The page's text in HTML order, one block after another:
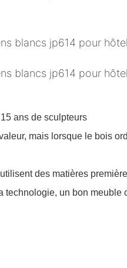
ans de sculpteurs
mais lorsque le bois
des matières
technologie, un bon meuble